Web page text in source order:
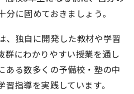
に固めておきましょう。
、独自に開発した教材や学習
群にわかりやすい授業を通し
ある数多くの予備校・塾の中
指導を実践しています。